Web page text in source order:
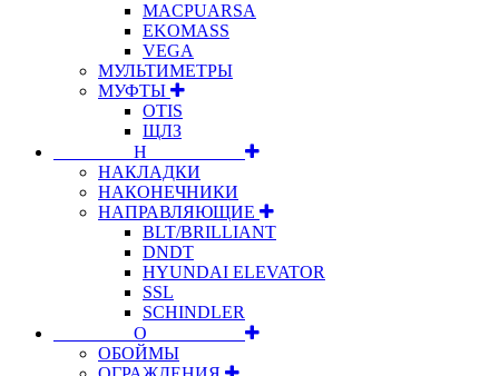
MACPUARSA
EKOMASS
VEGA
МУЛЬТИМЕТРЫ
МУФТЫ
OTIS
ЩЛЗ
⠀⠀⠀⠀⠀⠀Н⠀⠀⠀⠀⠀⠀⠀
НАКЛАДКИ
НАКОНЕЧНИКИ
НАПРАВЛЯЮЩИЕ
BLT/BRILLIANT
DNDT
HYUNDAI ELEVATOR
SSL
SCHINDLER
⠀⠀⠀⠀⠀⠀О⠀⠀⠀⠀⠀⠀⠀
ОБОЙМЫ